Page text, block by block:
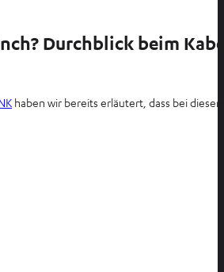
Durchblick beim
haben wir bereits erläutert, dass bei